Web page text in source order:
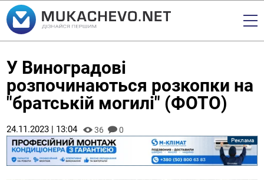
У Виноградові
розпочинаються розкопки на
"братській могилі" (ФОТО)
24.11.2023 | 13:04 36 0